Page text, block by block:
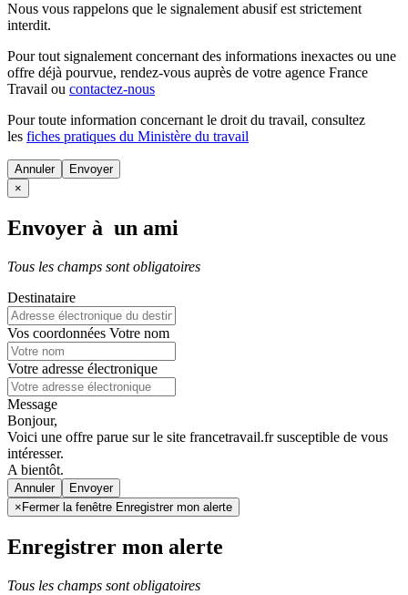
Nous vous rappelons que le signalement abusif est strictement
interdit.
Pour tout signalement concernant des informations inexactes ou une
offre déjà pourvue, rendez-vous auprès de votre agence France
Travail ou contactez-nous
Pour toute information concernant le droit du travail, consultez
les fiches pratiques du Ministère du travail
Annuler
×
Envoyer à un ami
Tous les champs sont obligatoires
Destinataire
Vos coordonnées Votre nom
Votre adresse électronique
Message
Bonjour,
Voici une offre parue sur le site francetravail.fr susceptible de vous
intéresser.
A bientôt.
Annuler
× Fermer la fenêtre Enregistrer mon alerte
Enregistrer mon alerte
Tous les champs sont obligatoires